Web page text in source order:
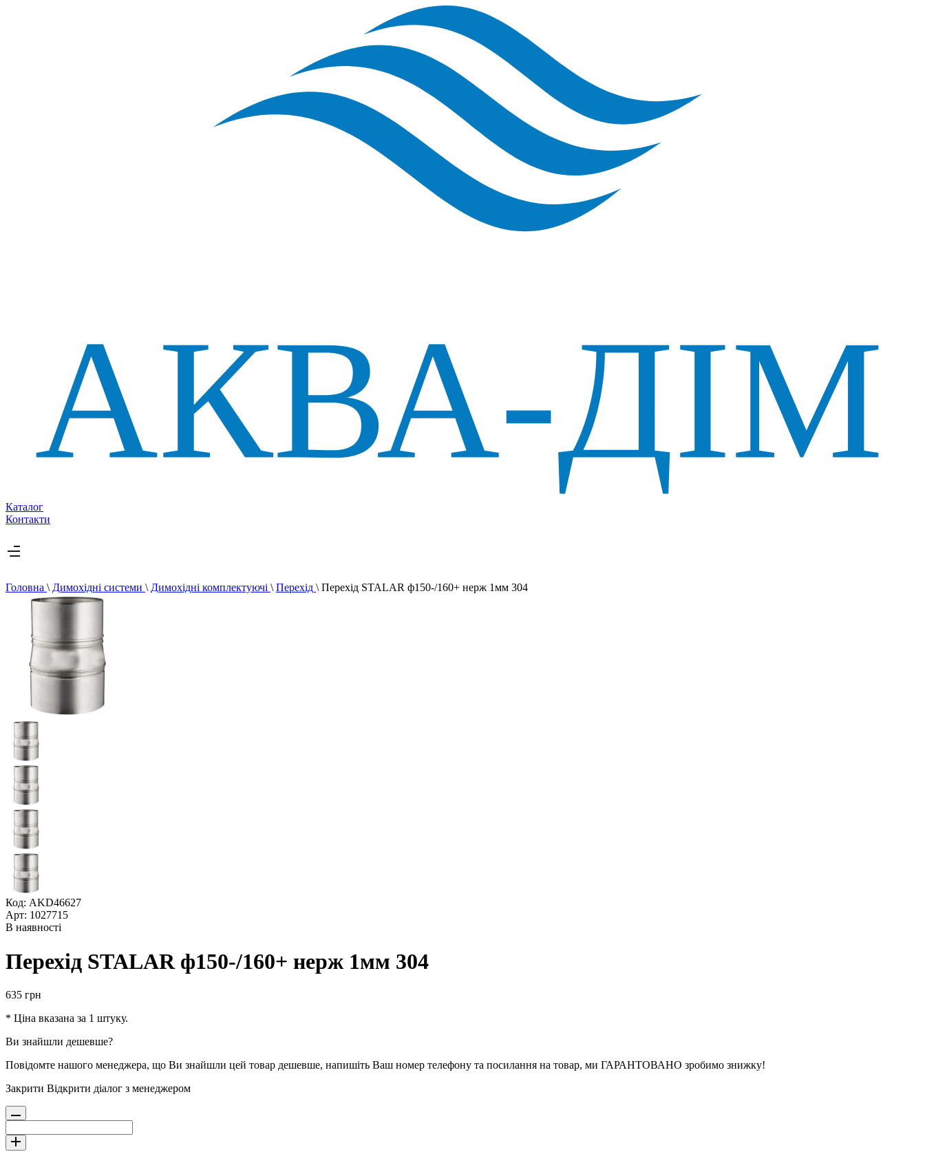
Каталог
Контакти
Головна \ Димохідні системи \ Димохідні комплектуючі \ Перехід \ Перехід STALAR ф150-/160+ нерж 1мм 304
Код: AKD46627
Арт: 1027715
В наявності
Перехід STALAR ф150-/160+ нерж 1мм 304
635 грн
* Ціна вказана за 1 штуку.
Ви знайшли дешевше?
Повідомте нашого менеджера, що Ви знайшли цей товар дешевше, напишіть Ваш номер телефону та посилання на товар, ми ГАРАНТОВАНО зробимо знижку!
Закрити Відкрити діалог з менеджером